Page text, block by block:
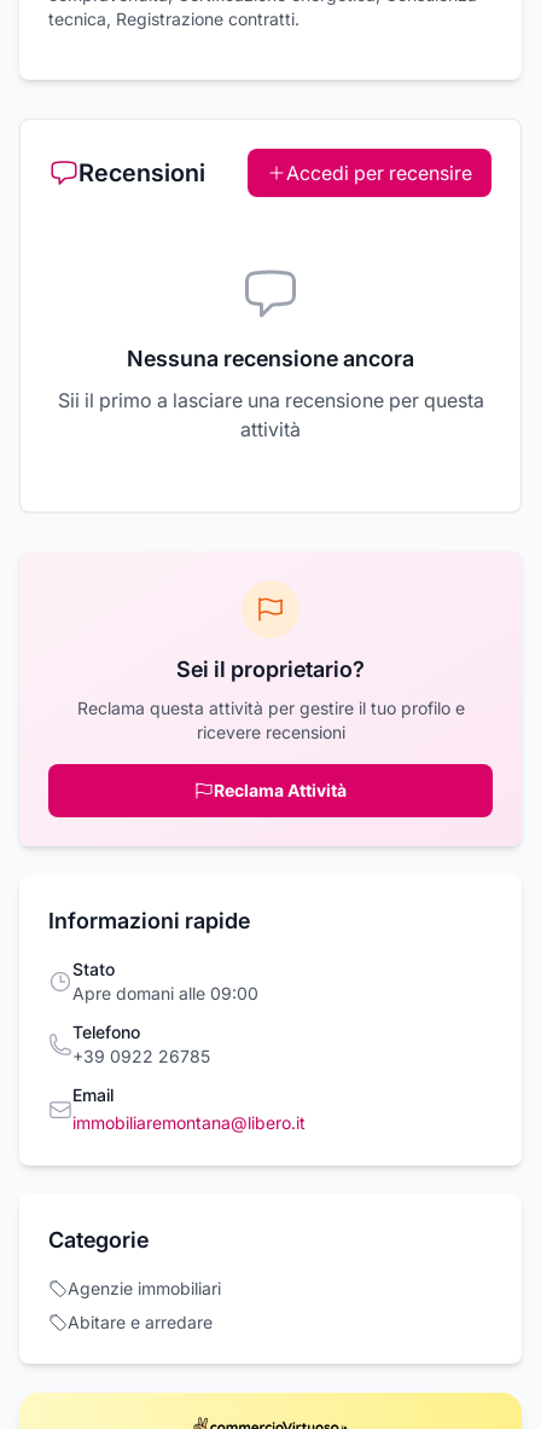
tecnica, Registrazione contratti.
Recensioni Accedi per recensire
Nessuna recensione ancora
Sii il primo a lasciare una recensione per questa
attività
Sei il proprietario?
Reclama questa attività per gestire il tuo profilo e
ricevere recensioni
Reclama Attività
Informazioni rapide
Stato
Apre domani alle 09:00
Telefono
+39 0922 26785
Email
immobiliaremontana@libero.it
Categorie
Agenzie immobiliari
Abitare e arredare